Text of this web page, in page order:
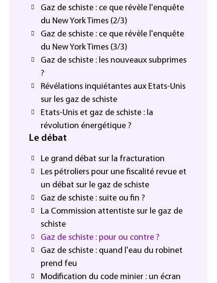
Gaz de schiste : ce que révèle l'enquête
du New York Times (2/3)
Gaz de schiste : ce que révèle l'enquête
du New York Times (3/3)
Gaz de schiste : les nouveaux subprimes
?
Révélations inquiétantes aux Etats-Unis
sur les gaz de schiste
Etats-Unis et gaz de schiste : la
révolution énergétique ?
Le débat
Le grand débat sur la fracturation
Les pétroliers pour une fiscalité revue et
un débat sur le gaz de schiste
Gaz de schiste : suite ou fin ?
La Commission attentiste sur le gaz de
schiste
Gaz de schiste : pour ou contre ?
Gaz de schiste : quand l'eau du robinet
prend feu
Modification du code minier : un écran